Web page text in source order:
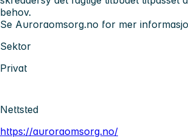
behov.
Se Auroraomsorg.no for mer
Sektor
Privat
Nettsted
https://auroraomsorg.no/